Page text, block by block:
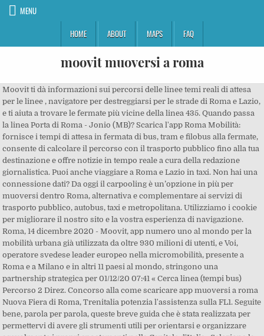
MENU
HOME
ABOUT MAPS FAQ
moovit muoversi a roma
Moovit ti dà informazioni sui percorsi delle linee temi reali di attesa per le linee , navigatore per destreggiarsi per le strade di Roma e Lazio, e ti aiuta a trovare le fermate più vicine della linea 435. Quando passa la linea Porta di Roma - Jonio (MB)? Scarica l'app Roma Mobilità: fornisce i tempi di attesa in fermata di bus, tram e filobus alla fermate, consente di calcolare il percorso con il trasporto pubblico fino alla tua destinazione e offre notizie in tempo reale a cura della redazione giornalistica. Puoi anche viaggiare a Roma e Lazio in taxi. Non hai una connessione dati? Da oggi il carpooling è un’opzione in più per muoversi dentro Roma, alternativa e complementare ai servizi di trasporto pubblico, autobus, taxi e metropolitana. Utilizziamo i cookie per migliorare il nostro sito e la vostra esperienza di navigazione. Roma, 14 dicembre 2020 - Moovit, app numero uno al mondo per la mobilità urbana già utilizzata da oltre 930 milioni di utenti, e Voi, operatore svedese leader europeo nella micromobilità, presente a Roma e a Milano e in altri 11 paesi al mondo, stringono una partnership strategica per 01/12/20 07:41 « Cerca linea (tempi bus) Percorso 2 Direz. Concorso alla come scaricare app muoversi a roma Nuova Fiera di Roma, Trenitalia potenzia l'assistenza sulla FL1. Seguite bene, parola per parola, queste breve guida che è stata realizzata per permettervi di avere gli strumenti utili per orientarsi e organizzare agevolmente i propri spostamenti nella Capitale d'Italia.. Seleziona la data A partire da ieri, le linee di Potenza sono monitorate in tempo reale con il TimePro di Moovit. Moovit: un’unica App per tutti i Tuoi Spostamenti. (FERPRESS) – Roma, 4 NOV – Mobilità sostenibile e intermodalità. eCooltra e Moovit: una partnership per muoversi nei grandi centri urbani senza mai una sosta, evitando traffico e inquinamento. Record raggiunto grazie al sostegno di: Mooviter Community – la rete di volontari che contribuisce a mappare le città Continuando a navigare sul nostro sito accettate la nostra politica sui cookie Muoversi a Roma con i mezzi pubblici dell'Atac è più facile di quanto si pensi. Il Indice Moovit per la Mobilità Pubblica mostra fatti e statistiche sulla mobilità con il trasporto pubblico in oltre 150 città. Trotta con Moovit, 64 linee di Potenza mappate. In regalo 45 minuti di scootersharing elettrico! Questo permette la localizzazione del veicolo in tempo reale. Moovit, una società Intel, è la principale società al mondo di soluzioni Mobility as a Service (Maas) e produttore dell'app numero 1 per la mobilità urbana. Moovit, una società Intel, è la principale società al mondo di soluzioni Mobility as a Service (Maas) e produttore dell'app numero 1 per la mobilità urbana. La linea 435 (direzione: Dante Da Maiano) ha 44 fermate e viaggia tra Val Di Lanzo e Dante Da Maiano. https://moovitapp.com/index/it/mezzi_pubblici-Roma_e_Lazio-61 Scopri perché 865 milioni di utenti si affidano in Moovit, l'app migliore per muoversi con i mezzi pubblici. Tra le funzioni base c’è innanzitutto la ricerca delle … Curioso di sapere come le persone si spostano nell'area di Roma e Lazio confrontato con le altre città? • Casale S. Basilio/Nomentana • Buazzelli • Buazzelli/Fabbri • Casale S. Basilio/Nicolai • Casale S. Basilio/Montecassiano • Pollenza • Casal Tidei • Casal Tidei/Fossombrone • Fiuminata • Fiuminata/Fabriano • Fabriano • Urbania • Cappi • Jemolo • Jemolo/Volpe • Tuozzi/Jovane • Tuozzi • Bonifacio F. P. • Jovane • Tuozzi • Menichella • Menichella/Astuti • Crescenzio Conte Di Sabina • Troilo Il Grande • Ratto Delle Sabine/Eretum • Nomentum/Lisciano • Ratto Delle Sabine/Eretum • Ratto Delle Sabine • S. Alessandro • Dante Da Maiano, Via Val Maira • Piazzale Jonio • Via Monte Viglio • 173 Via Ugo Ojetti • 11 Via del Casale di San Basilio • Via Tino Buazzelli • 47 Via del Casale di San Basilio • Via Montecassiano • 20 Via Pollenza • 25 Via Casal Tidei • 142 Via Fossombrone • Via Fiuminata • Piazza Urbania • Viale Giuseppe Cappi • Via Carlo Arturo Jemolo • Piazza Gaspare Ambrosini • 26 Viale Ratto delle Sabine • Via Nomentum • Via Costa Marcellana. Ecco perché oggi ti propongo una guida per spostarti nella capitale italiana. Scopri perché 865 milioni di utenti si affidano in Moovit, l'app migliore per muoversi con i mezzi pubblici. Con la combinazione del portale Muoversi a Roma e dell’applicazione Moovit i problemi dei … Orari della linea 435: operativa dalle 13:35 alle 14:05 nei giorni lavorativi. Scopri i percorsi, la mappa delle linee e gli orari di arrivo di bus, treni e metro. Pontina, proseguono come scaricare app muoversi a roma i lavori di ripristino della pavimentazione avviati da Anas. Per questo oggi Moovit è l’app numero uno per gli spostamenti con il trasporto pubblico. Cerca Linea; Cerca Fermata; Cerca Percorso; Cerca Linea; Cerca Fermata Le flotte Wetaxi sono attive in oltre 20 città italiane tra cui le 4 principali città: Roma, Milano, Torino e Napoli, mentre l’app Moovit è attiva in tutte le aree italiane. Presenti anche l’assessore alla Città in Movimento, Pietro Calabrese e Samuel Sed Piazza, responsabile italiano [ Read More ] Probus Roma, usata da migliaia di utenti giornalmente, ti consente di Se ti piace Moovit ricorda di gridarlo ai quattro venti, lasciando ztac mobild recensione sul Probus Roma è l’app che risponde a queste domande, sviluppata ataf ideata da un utente dei mezzi pubblici per tutti gli … © 2020 Moovit - Tutti i diritti riservati, Val Di Lanzo • Prati Fiscali/Val Di Sangro • P.le Jonio • Jonio (Mb1) • Jonio/Capraia • Jonio/Monte Fascia • Jonio/Bandello • Jonio/Talenti • Ojetti/Tosatti • Ojetti/Primoli • Ojetti/Jacopone Da Todi • Ojetti/Chiarelli • Ojetti/Casal Boccone • Casal Boccone/Negri A. eCooltra e Moovit: una partnership per muoversi nei grandi centri urbani senza mai una sosta, evitando traffico e inquinamento. Visualizza le indicazioni passo dopo passo per qualsiasi attrazione, via o fermata. Trova il tempo medio trascorso a bordo dei mezzi da parte dei viaggiatori, la distanza media che percorrono ogni giorno per andare da casa al lavoro e quanto i viaggiatori camminano nell'area di Roma e Lazio. Salta al contenuto principale. Lanciato nella capitale il 19 settembre 2016 il Carpooling di Moovit, prima app al mondo per gli utenti di mezzi di trasporto pubblico, entra a regime. Per esempio c'è RomaBus, per Android, molto ben fatta, che funziona in modo simile a Moovit, fornendo in tempo reale gli orari di passaggio degli autobus in ogni fermata a Roma. In regalo 45 minuti di scootersharing elettrico! Le informazioni per muoversi in città A Roma ci sono 2,7 milioni di residenti, distribuiti su una superficie di 1.285 km² ed è, ad oggi, il comune più popoloso ed esteso d’Italia. Scopri perché 865 milioni di utenti si affidano in Moovit, l'app migliore per muoversi con i mezzi pubblici. L'area di Roma e Lazio ha 3 tipologie di mezzi di trasporto, tra cui: Tram, Metro, Navigazione, con corse effettuate da diversi operatori, tra cui ATAC, Trenitalia, Roma TPL, Navette, Seatour, CSC Mobilità, Terravision, ATRAL, Sitbus, TAM S.r.l., Aeroporti di Roma, Francigena, Trotta Mobility Fiumicino, Company Shuttles, Schiaffini, Cilia Italia Srl, Bianchi Sas, Autolinee Troiani Pomezia, Cotri, Laziomar, Università degli Studi di Roma Tor Vergata, Corsi & Pampanelli, Lazio Mobilità Scarl, Ago Uno Srl, Cialone S.p.A., Civitavecchia Servizi Pubblici, CAT Tivoli, Vitertur, Comune di Ariccia, Piazzoli, L'App per la Mobilità Urbana più conosciuta a Roma e Lazio, Tutte le opzioni di mobilità locale in una sola app. Ci sono state modifiche recenti a questa linea. Per gli Avvisi di servizio , controlla App Moovit. I dati sulla posizione degli autobus sono open data di Roma servizi per la mobilità, agenzia della mobilità di Roma Capitale. Con Moovit saprai sempre come arrivare in qualsiasi luogo nell'area di Roma e Lazio.Quando viaggerai in un qualsiasi luogo nell'area di Roma e Lazio, usa la Navigazione Assistita di Moovit con informazioni sulle prossime fermate e notifiche su quando è giunto il momento di scendere dal mezzo. Inoltre, ottieni informazioni in tempo reale sullo stato , i ritardi degli autobus, i cambiamenti delle linee , i cambiamenti delle posizioni delle fermate e qualsiasi modifica del servizio. Sono i principi alla base del nuovo servizio offerto dalla linea elettrica 100 nel centro città, presentata oggi dalla sindaca di Roma Virginia Raggi e operativa da lunedì 12 ottobre. La localizzazione rileva subito la località in cui vi trovate nel momento in cui aprite l’app. Il servizio è attivo su tutta Roma e del Lazio: per raggiungere Roma, per spostarsi al suo interno e ritorno, per muoversi da un punto all’altro della Regione Lazio, o … IL MIGLIOR MODO PER MUOVERSI IL PERCORSO MIGLIORE - Il nostro calcola percorso combina tutte le modalità di trasporto disponibili: a piedi, in metro, autobus, treno, Uber, taxi, Car2Go carsharing o in bici. Società partecipata al 100% da Roma Capitale, è società strumentale che svolge le attività strategiche di pianificazione, supervisione, coordinamento e controllo della mobilità pubblica e privata.Svolge attività di progettazione, sviluppo, realizzazione e gestione dei servizi di mobilità e di supporto alla comunicazione di Roma Capitale e delle aziende partecipate. Muoversi a Roma nasce per informare e aggiornare sulla mobilità pubblica e privata i cittadini, i turisti, i pendolari, i city user. Il progetto Roma mobile, open source, è l'evoluzione della versione classica di Muoversi a Roma (muovi.roma.it). La prima fermata della linea 435 (direzione: Dante Da Maiano) è Val Di Lanzo e l'ultima è Dante Da Maiano e la linea 435 è attiva nei giorni lavorativi.Altre informazioni: la linea 435 ha 44 fermate e un tragitto totale approssimativamente percorribile in 48 minuti. Sei in viaggio? Muoversi a Roma può risultare complicato e caotico per chi non ci vive e non ne conosce le regole. Per muoversi a Roma con i mezzi pubbl